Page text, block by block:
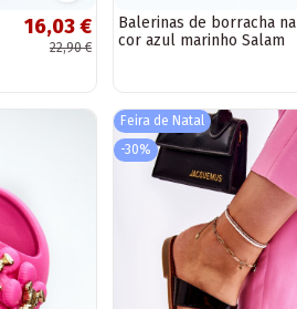
16,03 €
22,90 €
Balerinas de borracha na
cor azul marinho Salam
Feira de Natal
-30%